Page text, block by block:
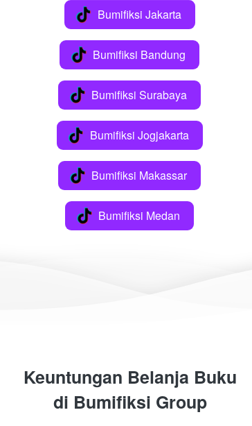
` Bumifiksi Jakarta
` Bumifiksi Bandung
` Bumifiksi Surabaya
` Bumifiksi Jogjakarta
` Bumifiksi Makassar
` Bumifiksi Medan
Keuntungan Belanja Buku
di Bumifiksi Group